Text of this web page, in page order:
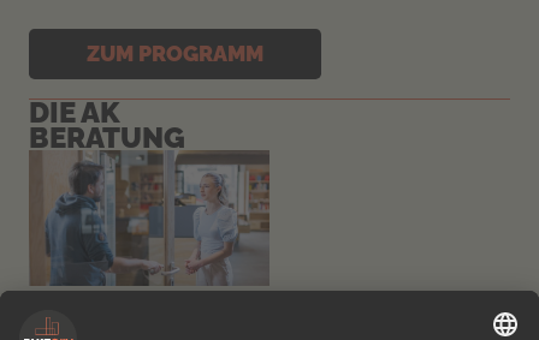
ZUM PROGRAMM
DIE AK
BERATUNG
Einzelberatungen zum Arbeitsrecht oder kompakte Infos zu